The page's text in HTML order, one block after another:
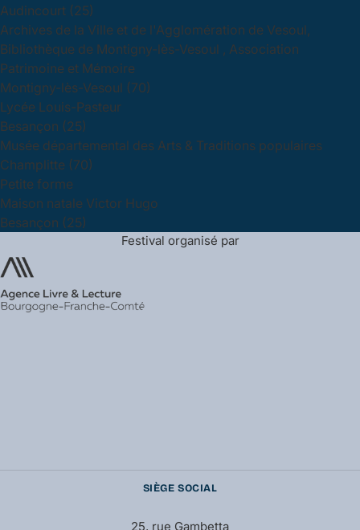
Audincourt (25)
Archives de la Ville et de l'Agglomération de Vesoul,
Bibliothèque de Montigny-lès-Vesoul , Association
Patrimoine et Mémoire
Montigny-lès-Vesoul (70)
Lycée Louis-Pasteur
Besançon (25)
Musée départemental des Arts & Traditions populaires
Champlitte (70)
Petite forme
Maison natale Victor Hugo
Besançon (25)
Festival organisé par
SIÈGE SOCIAL
25, rue Gambetta